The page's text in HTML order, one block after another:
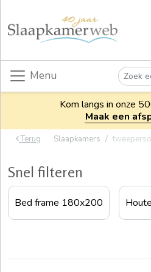
Menu
Kom langs in onze
Maak een
Terug Slaapkamers
Snel filteren
Bed frame 180x200